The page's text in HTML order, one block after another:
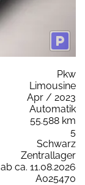
Pkw
Limousine
Apr / 2023
Automatik
55.588 km
5
Schwarz
Zentrallager
ab ca. 11.08.2026
A025470